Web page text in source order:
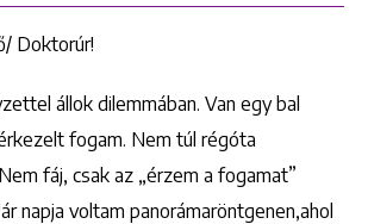
Doktorúr!
állok dilemmában. Van egy bal
fogam. Nem túl régóta
fáj, csak az „érzem a fogamat”
napja voltam panorámaröntgenen,ahol